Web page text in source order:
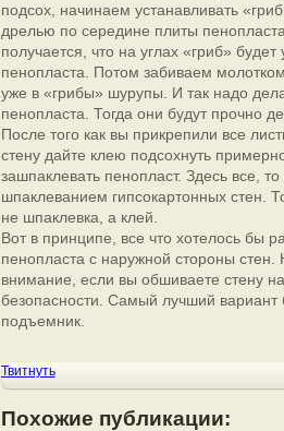
подсох, начинаем устанавливать
дрелью по середине плиты
получается, что на углах «гриб»
пенопласта. Потом забиваем
уже в «грибы» шурупы. И так надо
пенопласта. Тогда они будут прочно
После того как вы прикрепили все
стену дайте клею подсохнуть
зашпаклевать пенопласт. Здесь все,
шпаклеванием гипсокартонных стен.
не шпаклевка, а клей.
Вот в принципе, все что хотелось бы
пенопласта с наружной стороны стен.
внимание, если вы обшиваете стену
безопасности. Самый лучший вариант
подъемник.
Твитнуть
Похожие публикации: